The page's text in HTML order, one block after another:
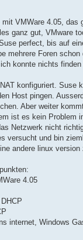
VMWare 4.05, das
ganz gut, VMware
perfect, bis auf
mehrere Foren schon
konnte nichts
konfiguriert. Suse
Host pingen.
Aber weiter
ist es kein Problem
Netzwerk nicht
versucht und bin
andere linux
4.05
internet, Windows